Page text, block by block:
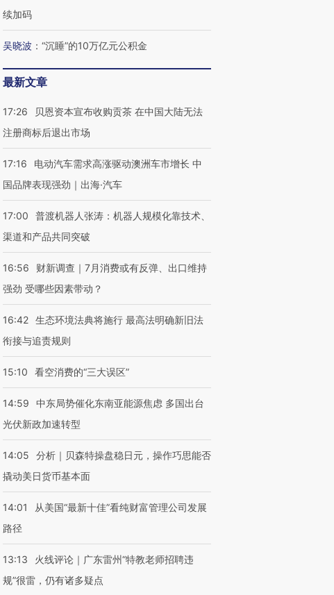
续加码
吴晓波 ： “沉睡”的10万亿元公积金
最新文章
17:26
贝恩资本宣布收购贡茶 在中国大陆无法
注册商标后退出市场
17:16
电动汽车需求高涨驱动澳洲车市增长 中
国品牌表现强劲｜出海·汽车
17:00
普渡机器人张涛：机器人规模化靠技术、
渠道和产品共同突破
16:56
财新调查｜7月消费或有反弹、出口维持
强劲 受哪些因素带动？
16:42 生态环境法典将施行 最高法明确新旧法
衔接与追责规则
15:10 看空消费的“三大误区”
14:59
中东局势催化东南亚能源焦虑 多国出台
光伏新政加速转型
14:05
分析｜贝森特操盘稳日元，操作巧思能否
撬动美日货币基本面
14:01
从美国“最新十佳”看纯财富管理公司发展
路径
13:13
火线评论｜广东雷州“特教老师招聘违
规”很雷，仍有诸多疑点